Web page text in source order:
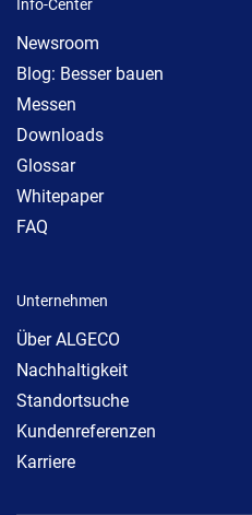
Info-Center
Newsroom
Blog: Besser bauen
Messen
Downloads
Glossar
Whitepaper
FAQ
Unternehmen
Über ALGECO
Nachhaltigkeit
Standortsuche
Kundenreferenzen
Karriere